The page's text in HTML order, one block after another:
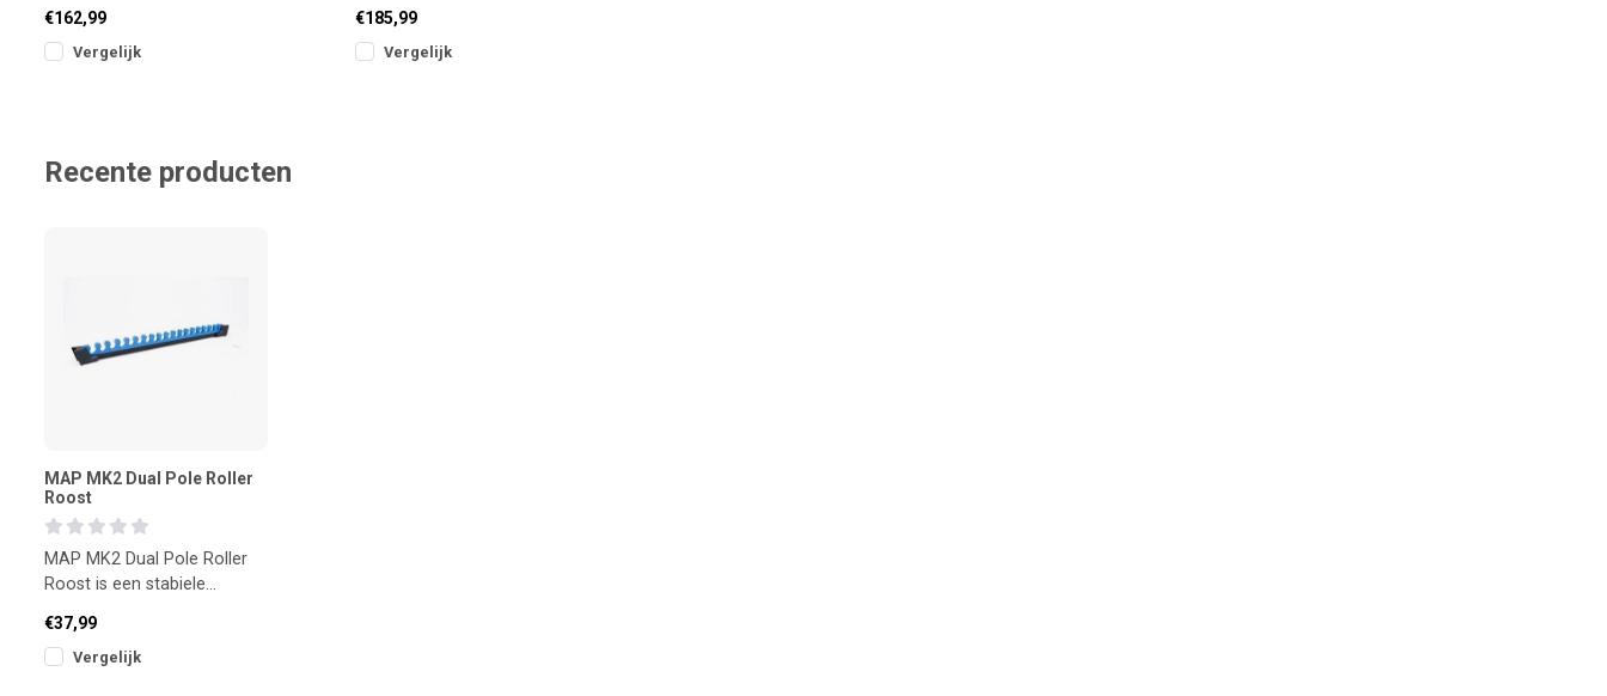
en b
€162,99
Vergelijk
€185,99
Vergelijk
Recente producten
MAP MK2 Dual Pole Roller
Roost
MAP MK2 Dual Pole Roller
Roost is een stabiele
ontworpen voor het soepel
€37,99
Vergelijk